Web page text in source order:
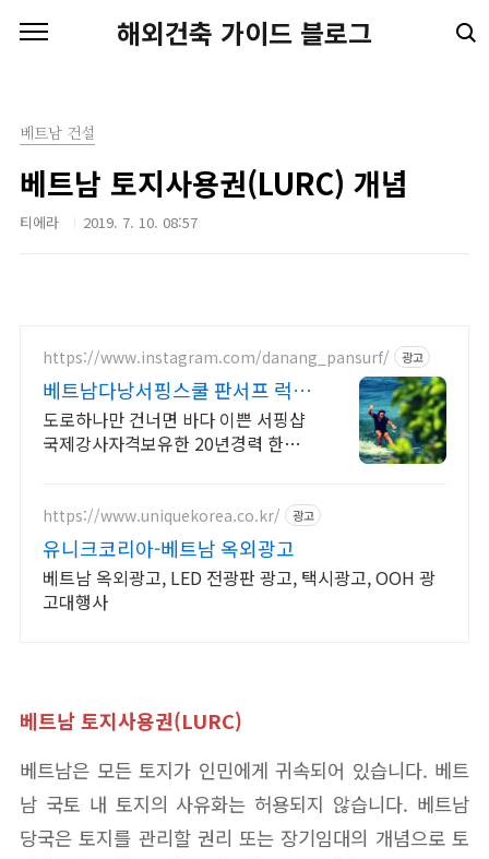
해외건축 가이드 블로그
베트남 건설
베트남 토지사용권(LURC) 개념
티에라 2019. 7. 10. 08:57
https://www.instagram.com/danang_pansurf/ 광고
베트남다낭서핑스쿨 판서프 럭셔
리서핑샵
도로하나만 건너면 바다 이쁜 서핑샵
국제강사자격보유한 20년경력 한인
https://www.uniquekorea.co.kr/ 광고
유니크코리아-베트남 옥외광고
베트남 옥외광고, LED 전광판 광고, 택시광고, OOH 광
고대행사
베트남토지사용권(LURC)
베트남은 모든 토지가 인민에게 귀속되어 있습니다. 베트
남 국토 내 토지의 사유화는 허용되지 않습니다. 베트남
당국은 토지를 관리할 권리 또는 장기임대의 개념으로 토